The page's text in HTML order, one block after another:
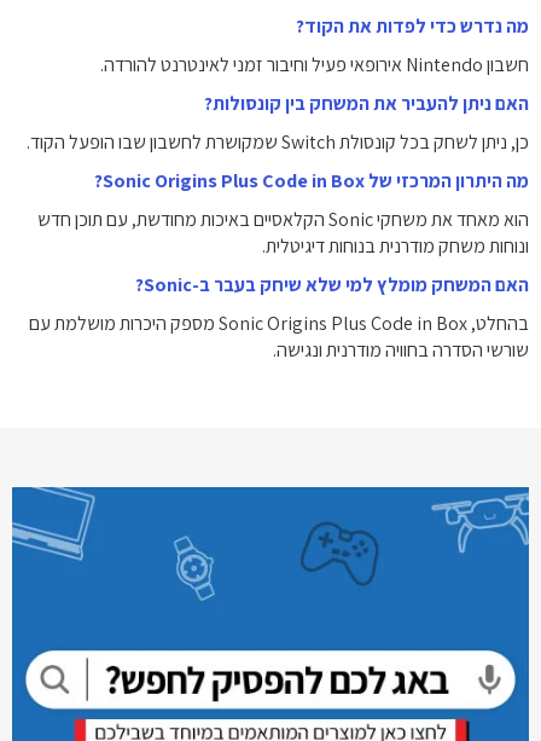
מה נדרש כדי לפדות את הקוד?
חשבון Nintendo אירופאי פעיל וחיבור זמני לאינטרנט להורדה.
האם ניתן להעביר את המשחק בין קונסולות?
כן, ניתן לשחק בכל קונסולת Switch שמקושרת לחשבון שבו הופעל הקוד.
מה היתרון המרכזי של Sonic Origins Plus Code in Box?
הוא מאחד את משחקי Sonic הקלאסיים באיכות מחודשת, עם תוכן חדש
ונוחות משחק מודרנית בנוחות דיגיטלית.
האם המשחק מומלץ למי שלא שיחק בעבר ב-Sonic?
בהחלט, Sonic Origins Plus Code in Box מספק היכרות מושלמת עם
שורשי הסדרה בחוויה מודרנית ונגישה.